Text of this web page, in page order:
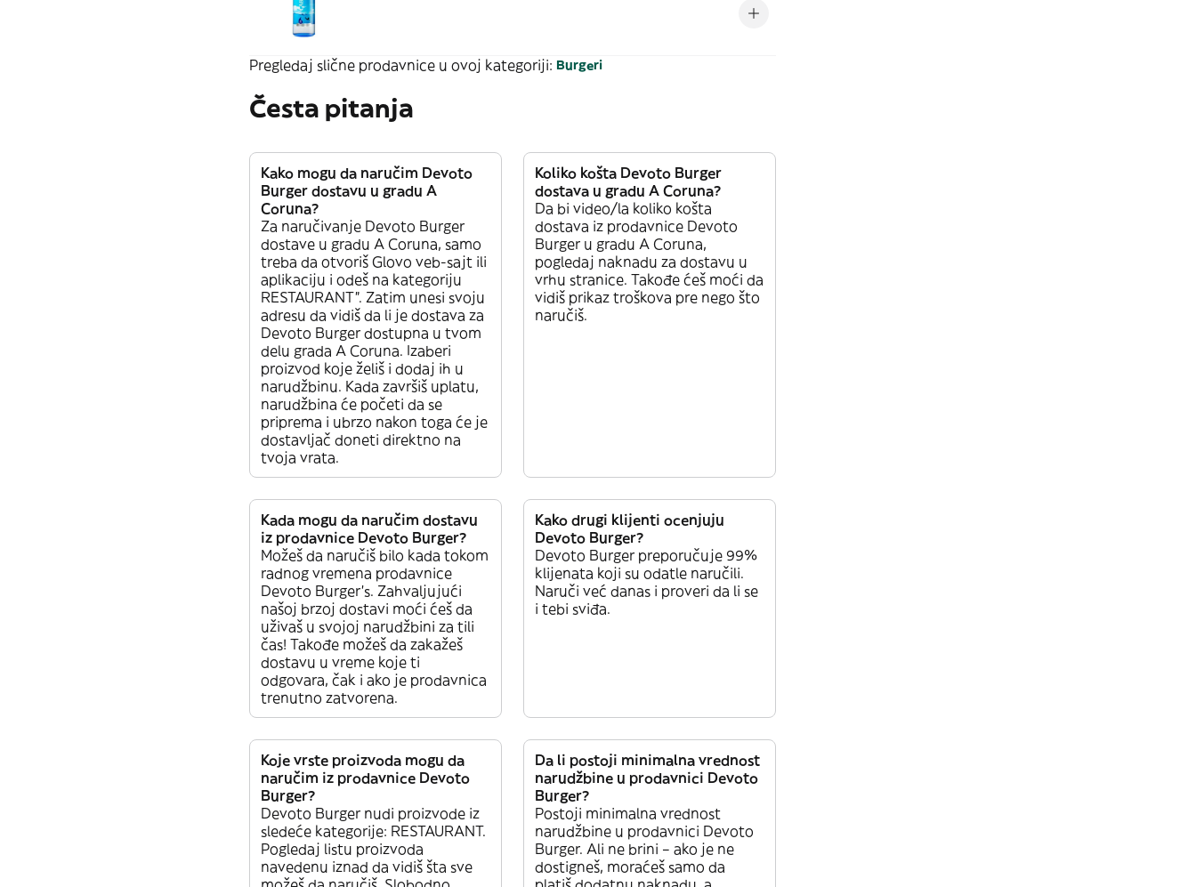
Pregledaj slične prodavnice u ovoj kategoriji: Burgeri
Česta pitanja
Kako mogu da naručim Devoto
Burger dostavu u gradu A
Coruna?
Za naručivanje Devoto Burger
dostave u gradu A Coruna, samo
treba da otvoriš Glovo veb-sajt ili
aplikaciju i odeš na kategoriju
RESTAURANT”. Zatim unesi svoju
adresu da vidiš da li je dostava za
Devoto Burger dostupna u tvom
delu grada A Coruna. Izaberi
proizvod koje želiš i dodaj ih u
narudžbinu. Kada završiš uplatu,
narudžbina će početi da se
priprema i ubrzo nakon toga će je
dostavljač doneti direktno na
tvoja vrata.
Koliko košta Devoto Burger
dostava u gradu A Coruna?
Da bi video/la koliko košta
dostava iz prodavnice Devoto
Burger u gradu A Coruna,
pogledaj naknadu za dostavu u
vrhu stranice. Takođe ćeš moći da
vidiš prikaz troškova pre nego što
naručiš.
Kada mogu da naručim dostavu
iz prodavnice Devoto Burger?
Možeš da naručiš bilo kada tokom
radnog vremena prodavnice
Devoto Burger’s. Zahvaljujući
našoj brzoj dostavi moći ćeš da
uživaš u svojoj narudžbini za tili
čas! Takođe možeš da zakažeš
dostavu u vreme koje ti
odgovara, čak i ako je prodavnica
trenutno zatvorena.
Kako drugi klijenti ocenjuju
Devoto Burger?
Devoto Burger preporučuje 99%
klijenata koji su odatle naručili.
Naruči već danas i proveri da li se
i tebi sviđa.
Koje vrste proizvoda mogu da
naručim iz prodavnice Devoto
Burger?
Devoto Burger nudi proizvode iz
sledeće kategorije: RESTAURANT.
Pogledaj listu proizvoda
navedenu iznad da vidiš šta sve
Da li postoji minimalna vrednost
narudžbine u prodavnici Devoto
Burger?
Postoji minimalna vrednost
narudžbine u prodavnici Devoto
Burger. Ali ne brini – ako je ne
dostigneš, moraćeš samo da